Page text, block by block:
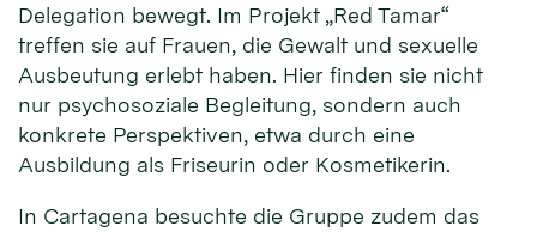
Delegation bewegt. Im Projekt „Red Tamar“
treffen sie auf Frauen, die Gewalt und sexuelle
Ausbeutung erlebt haben. Hier finden sie nicht
nur psychosoziale Begleitung, sondern auch
konkrete Perspektiven, etwa durch eine
Ausbildung als Friseurin oder Kosmetikerin.
In Cartagena besuchte die Gruppe zudem das